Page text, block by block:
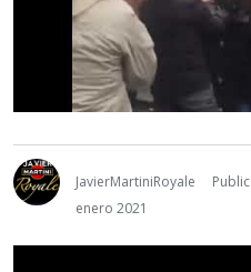
JavierMartiniRoyale
enero 2021